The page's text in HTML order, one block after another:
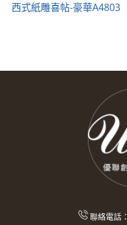
西式紙雕喜帖-豪華A4803
聯絡電話：